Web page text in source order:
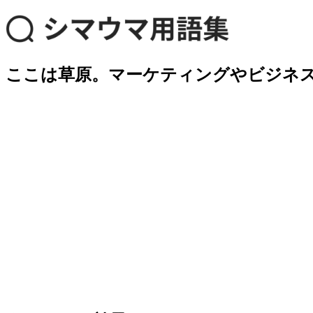
ここは草原。マーケティングやビジネ